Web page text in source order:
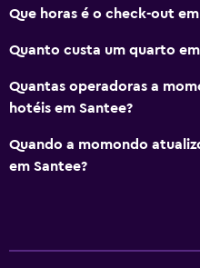
Área do chuveiro ao nível
Micro-ondas
Refrigerador
Máquina de venda
Que horas é o check-out
Quanto custa um quarto
Quantas operadoras a
hotéis em Santee?
Quando a momondo
em Santee?